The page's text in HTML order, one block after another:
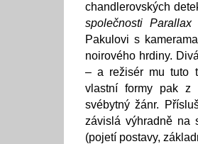
chandlerovských
společnosti Parallax
Pakulovi s
noirového hrdiny.
– a režisér mu tuto
vlastní formy pak z
svébytný žánr.
závislá výhradně na
(pojetí postavy,